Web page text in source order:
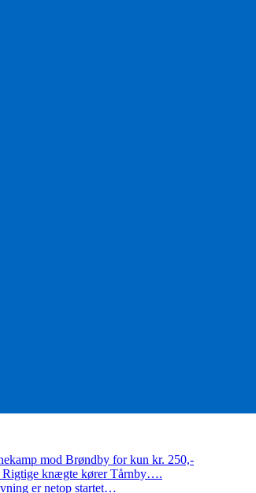
mod Brøndby for kun kr. 250,-
Rigtige knægte kører Tårnby….
er netop startet…